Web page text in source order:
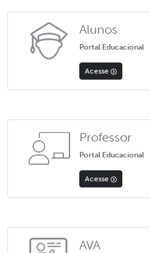
Alunos
Portal Educacional
Acesse
Professor
Portal Educacional
Acesse
AVA